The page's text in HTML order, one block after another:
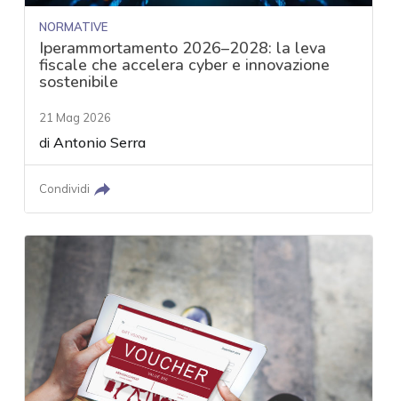
NORMATIVE
Iperammortamento 2026–2028: la leva
fiscale che accelera cyber e innovazione
sostenibile
21 Mag 2026
diAntonio Serra
Condividi